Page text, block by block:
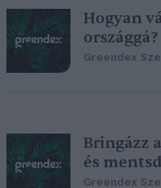
Hogyan
országgá?
Greendex
Bringázz
és
Greendex